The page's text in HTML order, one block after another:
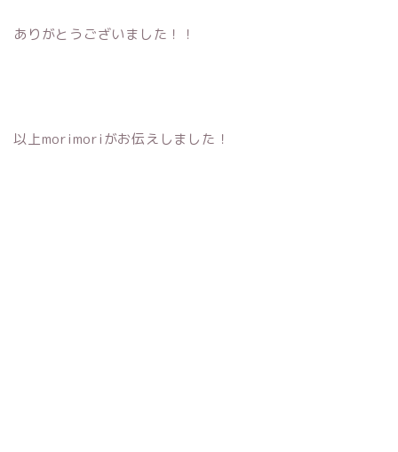
ありがとうございました！！
以上morimoriがお伝えしました！